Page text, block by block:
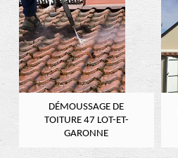
DÉMOUSSAGE DE
TOITURE 47 LOT-ET-
GARONNE